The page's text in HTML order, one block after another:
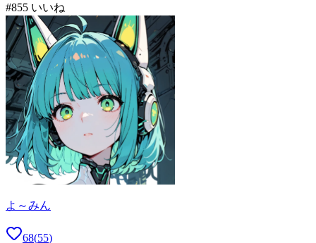
#855 いいね
よ～みん
68(55)